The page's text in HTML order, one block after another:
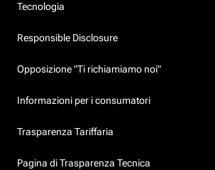
Tecnologia
Responsible Disclosure
Opposizione "Ti richiamiamo noi"
Informazioni per i consumatori
Trasparenza Tariffaria
Pagina di Trasparenza Tecnica